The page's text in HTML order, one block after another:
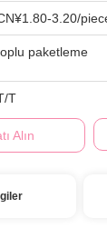
3.20/
paketleme
T
Alın